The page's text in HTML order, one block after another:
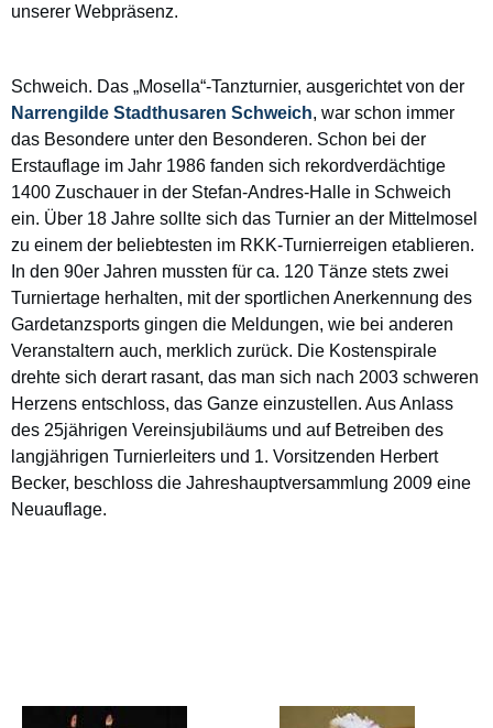
unserer Webpräsenz.
Schweich. Das „Mosella“-Tanzturnier, ausgerichtet von der
Narrengilde Stadthusaren Schweich, war schon immer
das Besondere unter den Besonderen. Schon bei der
Erstauflage im Jahr 1986 fanden sich rekordverdächtige
1400 Zuschauer in der Stefan-Andres-Halle in Schweich
ein. Über 18 Jahre sollte sich das Turnier an der Mittelmosel
zu einem der beliebtesten im RKK-Turnierreigen etablieren.
In den 90er Jahren mussten für ca. 120 Tänze stets zwei
Turniertage herhalten, mit der sportlichen Anerkennung des
Gardetanzsports gingen die Meldungen, wie bei anderen
Veranstaltern auch, merklich zurück. Die Kostenspirale
drehte sich derart rasant, das man sich nach 2003 schweren
Herzens entschloss, das Ganze einzustellen. Aus Anlass
des 25jährigen Vereinsjubiläums und auf Betreiben des
langjährigen Turnierleiters und 1. Vorsitzenden Herbert
Becker, beschloss die Jahreshauptversammlung 2009 eine
Neuauflage.